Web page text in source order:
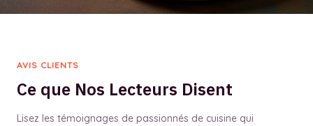
AVIS CLIENTS
Ce que Nos Lecteurs Disent
Lisez les témoignages de passionnés de cuisine qui